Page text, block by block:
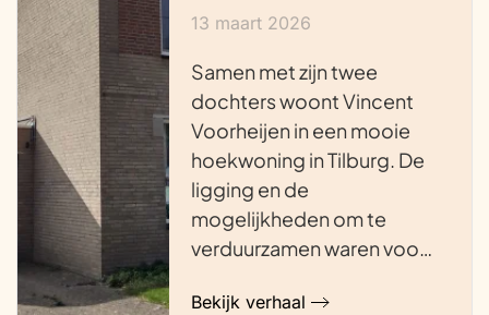
13 maart 2026
Samen met zijn twee
dochters woont Vincent
Voorheijen in een mooie
hoekwoning in Tilburg. De
ligging en de
mogelijkheden om te
verduurzamen waren voo…
Bekijk verhaal